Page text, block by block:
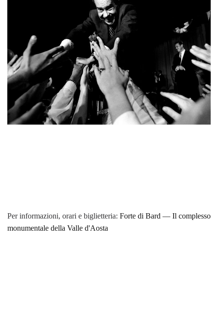
Per informazioni, orari e biglietteria: Forte di Bard — Il complesso
monumentale della Valle d'Aosta